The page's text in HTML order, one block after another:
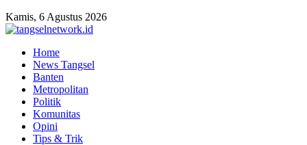
Kamis, 6 Agustus 2026
Home
News Tangsel
Banten
Metropolitan
Politik
Komunitas
Opini
Tips & Trik